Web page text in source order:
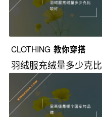
CLOTHING 教你穿搭
羽绒服充绒量多少克比
较好？